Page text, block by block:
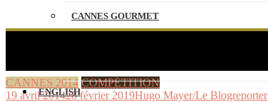
CANNES GOURMET
ENGLISH
CANNES 2014 COMPÉTITION
19 avril 201428 février 2019Hugo Mayer/Le Blogreporter